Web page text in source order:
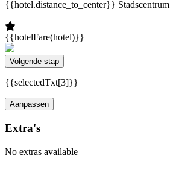
{{hotel.distance_to_center}} Stadscentrum
{{hotelFare(hotel)}}
Volgende stap
{{selectedTxt[3]}}
Aanpassen
Extra's
No extras available